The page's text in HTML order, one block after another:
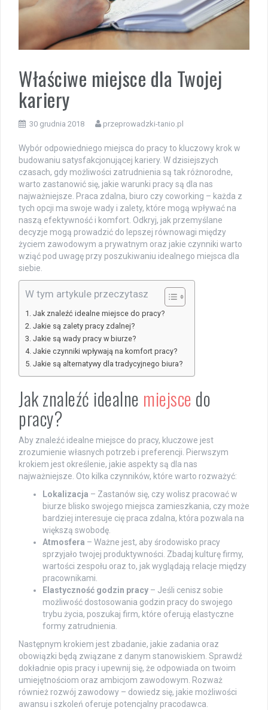
Właściwe miejsce dla Twojej
kariery
30 grudnia 2018 przeprowadzki-tanio.pl
Wybór odpowiedniego miejsca do pracy to kluczowy krok w
budowaniu satysfakcjonującej kariery. W dzisiejszych
czasach, gdy możliwości zatrudnienia są tak różnorodne,
warto zastanowić się, jakie warunki pracy są dla nas
najważniejsze. Praca zdalna, biuro czy coworking – każda z
tych opcji ma swoje wady i zalety, które mogą wpływać na
naszą efektywność i komfort. Odkryj, jak przemyślane
decyzje mogą prowadzić do lepszej równowagi między
życiem zawodowym a prywatnym oraz jakie czynniki warto
wziąć pod uwagę przy poszukiwaniu idealnego miejsca dla
siebie.
W tym artykule przeczytasz
Jak znaleźć idealne miejsce do pracy?
Jakie są zalety pracy zdalnej?
Jakie są wady pracy w biurze?
Jakie czynniki wpływają na komfort pracy?
Jakie są alternatywy dla tradycyjnego biura?
Jak znaleźć idealne miejsce do
pracy?
Aby znaleźć idealne miejsce do pracy, kluczowe jest
zrozumienie własnych potrzeb i preferencji. Pierwszym
krokiem jest określenie, jakie aspekty są dla nas
najważniejsze. Oto kilka czynników, które warto rozważyć:
Lokalizacja – Zastanów się, czy wolisz pracować w
biurze blisko swojego miejsca zamieszkania, czy może
bardziej interesuje cię praca zdalna, która pozwala na
większą swobodę.
Atmosfera – Ważne jest, aby środowisko pracy
sprzyjało twojej produktywności. Zbadaj kulturę firmy,
wartości zespołu oraz to, jak wyglądają relacje między
pracownikami.
Elastyczność godzin pracy – Jeśli cenisz sobie
możliwość dostosowania godzin pracy do swojego
trybu życia, poszukaj firm, które oferują elastyczne
formy zatrudnienia.
Następnym krokiem jest zbadanie, jakie zadania oraz
obowiązki będą związane z danym stanowiskiem. Sprawdź
dokładnie opis pracy i upewnij się, że odpowiada on twoim
umiejętnościom oraz ambicjom zawodowym. Rozważ
również rozwój zawodowy – dowiedz się, jakie możliwości
awansu i szkoleń oferuje potencjalny pracodawca.